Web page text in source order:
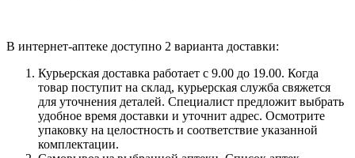
В интернет-аптеке доступно 2 варианта доставки:
Курьерская доставка работает с 9.00 до 19.00. Когда
товар поступит на склад, курьерская служба свяжется
для уточнения деталей. Специалист предложит выбрать
удобное время доставки и уточнит адрес. Осмотрите
упаковку на целостность и соответствие указанной
комплектации.